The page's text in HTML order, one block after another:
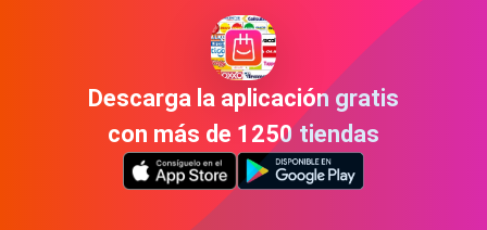
Descarga la aplicación gratis
con más de 1250 tiendas